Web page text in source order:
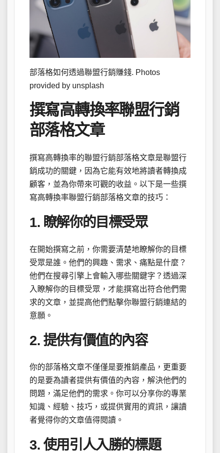
部落格如何透過聯盟行銷賺錢. Photos
provided by unsplash
撰寫高轉換率聯盟行銷
部落格文章
撰寫高轉換率的聯盟行銷部落格文章是聯盟行
銷成功的關鍵，因為它能有效地將讀者轉換成
顧客，並為你帶來可觀的收益。以下是一些撰
寫高轉換率聯盟行銷部落格文章的技巧：
1. 瞭解你的目標受眾
在開始撰寫之前，你需要清楚地瞭解你的目標
受眾是誰。他們的興趣、需求、痛點是什麼？
他們在搜尋引擎上會輸入哪些關鍵字？透過深
入瞭解你的目標受眾，才能撰寫出符合他們需
求的文章，並提高他們點擊你聯盟行銷連結的
意願。
2. 提供有價值的內容
你的部落格文章不僅僅是要推銷產品，更重要
的是要為讀者提供有價值的內容，解決他們的
問題，滿足他們的需求。你可以分享你的專業
知識、經驗、技巧，或提供實用的資訊，讓讀
者覺得你的文章值得閱讀。
3. 使用引人入勝的標題